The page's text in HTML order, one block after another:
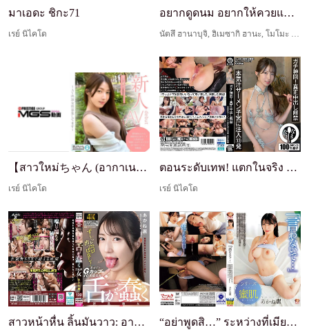
มาเอดะ ชิกะ71
เรย์ นิไคโด
อยากดูดนม อยากให้ควยแตก 30 ดารานมใหญ่ ร่วมกันสนอง...
นัตสึ ฮานาบุจิ, ฮิเมซากิ ฮานะ, โมโมะ มินามิ, ฟุคาดะ ยูริ, คิโยมิยะ เรไน, Riri Haruka, มากิ เคียวโกะ, ลีโอน่า ฟูจิซากิ, ทาคิกาวะ เอริ, เรย์ นิไคโด
【สาวใหม่ちゃん (อากาเนะ: 24 ปี)】~ถ่ายแบบทดลองสั้นๆ~ ...
เรย์ นิไคโด
ตอนระดับเทพ! แตกในจริง แบนยกเลิก - 13 ช็อตน้ำเชื้...
เรย์ นิไคโด
สาวหน้าหื่น ลิ้นมันวาว: อากาเนะ ชิกะ “อย่าพูดสิ…” ระหว่างที่เมียไม่อยู่ น้องเมียที่เป็...